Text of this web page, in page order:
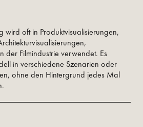
wird oft in Produktvisualisierungen,
der Filmindustrie verwendet. Es
in verschiedene Szenarien oder
ohne den Hintergrund jedes Mal